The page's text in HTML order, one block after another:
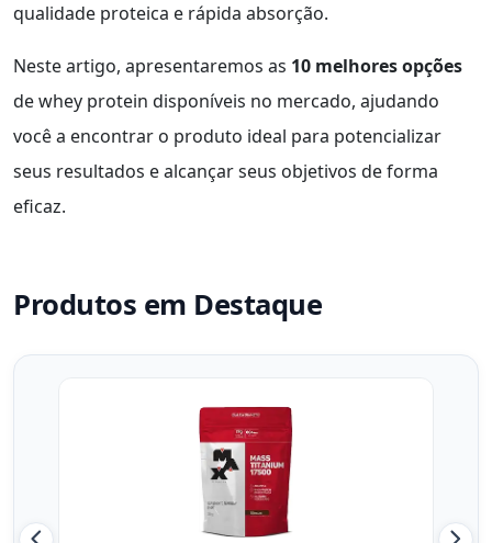
qualidade proteica e rápida absorção.
Neste artigo, apresentaremos as 10 melhores opções
de whey protein disponíveis no mercado, ajudando
você a encontrar o produto ideal para potencializar
seus resultados e alcançar seus objetivos de forma
eficaz.
Produtos em Destaque